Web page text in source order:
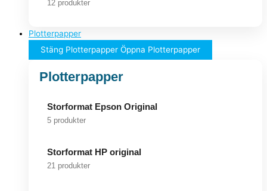
12 produkter
Plotterpapper
Stäng Plotterpapper Öppna Plotterpapper
Plotterpapper
Storformat Epson Original
5 produkter
Storformat HP original
21 produkter